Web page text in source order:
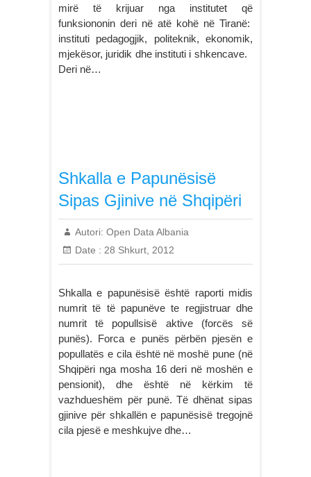
mirë të krijuar nga institutet që
funksiononin deri në atë kohë në Tiranë:
instituti pedagogjik, politeknik, ekonomik,
mjekësor, juridik dhe instituti i shkencave.
Deri në…
Shkalla e Papunësisë
Sipas Gjinive në Shqipëri
Autori: Open Data Albania
Date : 28 Shkurt, 2012
Shkalla e papunësisë është raporti midis
numrit të të papunëve te regjistruar dhe
numrit të popullsisë aktive (forcës së
punës). Forca e punës përbën pjesën e
popullatës e cila është në moshë pune (në
Shqipëri nga mosha 16 deri në moshën e
pensionit), dhe është në kërkim të
vazhdueshëm për punë. Të dhënat sipas
gjinive për shkallën e papunësisë tregojnë
cila pjesë e meshkujve dhe…